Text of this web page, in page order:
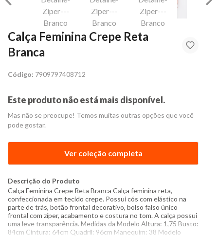
Calça Feminina Crepe Reta
Branca
Código: 7909797408712
Este produto não está mais disponível.
Mas não se preocupe! Temos muitas outras opções que você
pode gostar.
Ver coleção completa
Descrição do Produto
Calça Feminina Crepe Reta Branca Calça feminina reta,
confeccionada em tecido crepe. Possui cós com elástico na
parte de trás, botão frontal decorativo, bolso falso único
frontal com zíper, acabamento e costura no tom. A calça possui
uma leve transparência. Medidas da Modelo Altura: 1,75 Busto:
84cm Cintura: 64cm Quadril: 96cm Manequim: 38 Modelo